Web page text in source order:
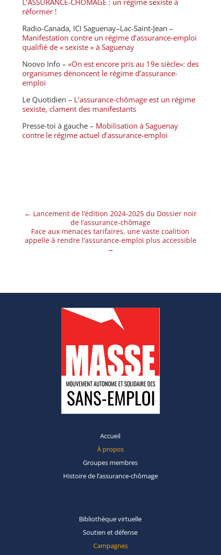
L’ASSURANCE-CHÔMAGE : un régime sexiste à
réformer !
Radio-Canada, ICI Saguenay–Lac-Saint-Jean –
Manifestation contre un régime d’assurance-emploi
qualifié de « sexiste » à Saguenay
Noovo Info – «On est encore pris au 19e siècle»: des
organismes dénoncent le régime d’assurance-
emploi
Le Quotidien – L’assurance-chômage est un régime
sexiste, clament des manifestants
Presse-toi à gauche – Mobilisation à Saguenay
contre le régime actuel d’assurance-emploi
← Lancement de l’édition 2024-2025 du Dossier noir
de l’assurance-chômage
Face aux menaces tarifaires, une vaste coalition
appelle à rendre l’assurance-emploi plus accessible
→
Accueil
À propos
Groupes membres
Histoire de l’assurance-chômage
Bibliothèquevirtuelle
Soutien etdéfense
Campagnes